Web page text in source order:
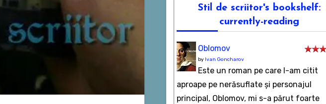
Stil de scriitor's bookshelf:
currently-reading
Oblomov
by Ivan Goncharov
Este un roman pe care l-am citit
aproape pe nerăsuflate şi personajul
principal, Oblomov, mi s-a părut foarte